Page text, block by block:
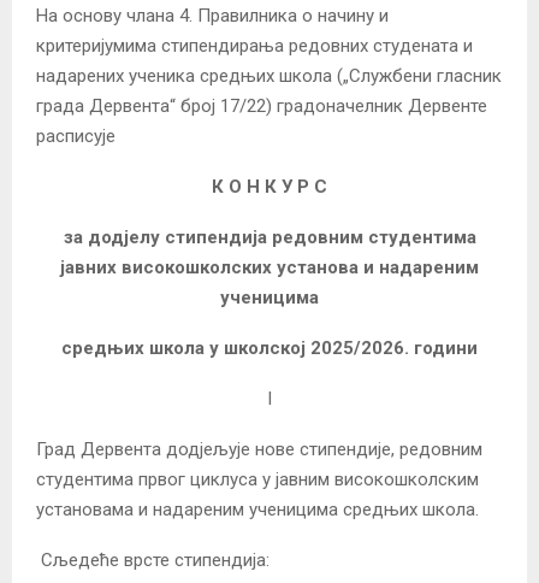
На основу члана 4. Правилника о начину и
критеријумима стипендирања редовних студената и
надарених ученикa средњих школа („Службени гласник
града Дервента“ број 17/22) градоначелник Дервенте
расписује
К О Н К У Р С
за додјелу стипендија редовним студентима
јавних високошколских установа и надареним
ученицима
средњих школа у школској 2025/2026. години
I
Град Дервента додјељујe нове стипендије, редовним
студентима првог циклуса у јавним високошколским
установама и надареним ученицима средњих школа.
Сљедеће врсте стипендија: